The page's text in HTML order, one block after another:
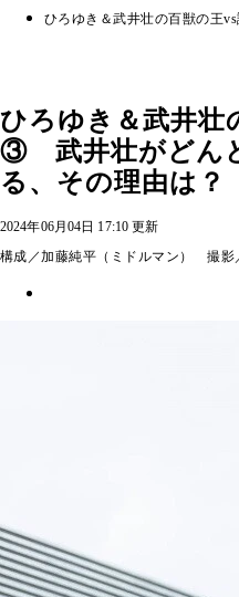
ひろゆき＆武井壮の百獣の王
ひろゆき＆武井壮
③ 武井壮がどん
る、その理由は？
2024年06月04日 17:10 更新
構成／加藤純平（ミドルマン） 撮